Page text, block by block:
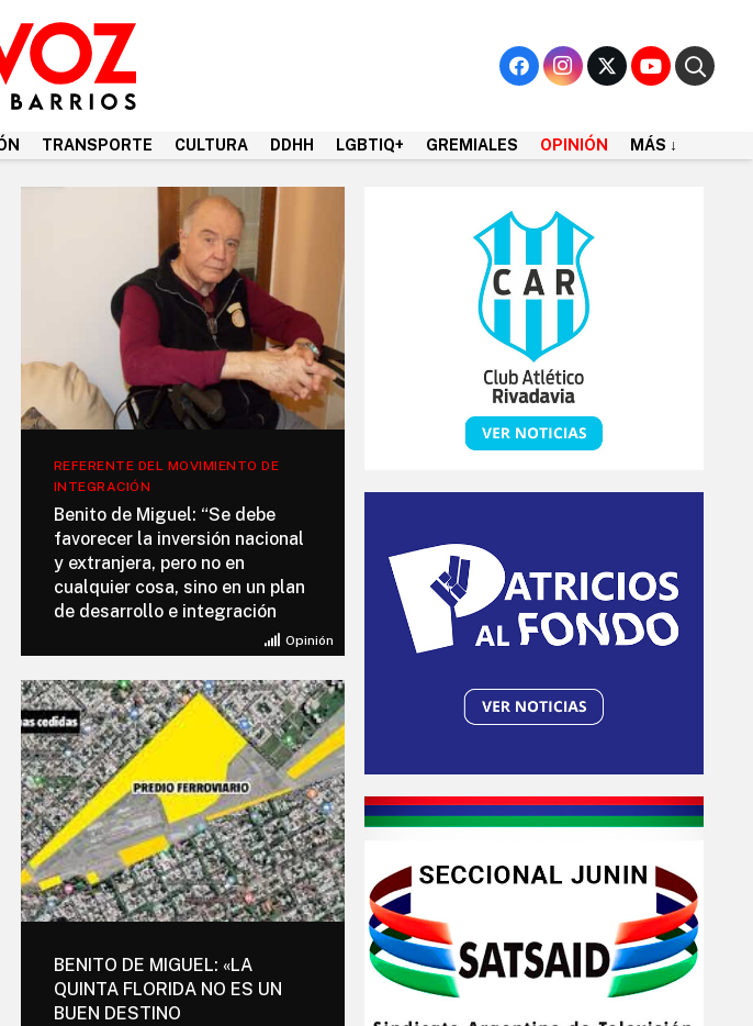
TRANSPORTE CULTURA DDHH LGBTIQ+ GREMIALES OPINIÓN MÁS ↓
Opinión
REFERENTE DEL MOVIMIENTO DE
INTEGRACIÓN
Benito de Miguel: “Se debe
favorecer la inversión nacional
y extranjera, pero no en
cualquier cosa, sino en un plan
de desarrollo e integración
BENITO DE MIGUEL: «LA
QUINTA FLORIDA NO ES UN
BUEN DESTINO